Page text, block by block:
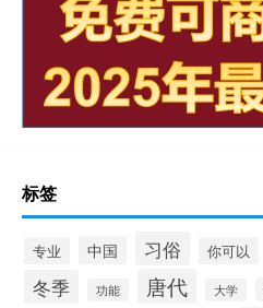
标签
专业 中国 习俗 你可以
冬季 功能 唐代 大学